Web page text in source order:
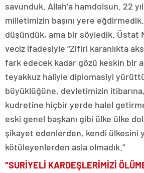
savunduk. Allah’a hamdolsun. 22
milletimizin başını yere
düşündük, ama bir söyledik. Üstat
veciz ifadesiyle “Zifiri karanlıkta
fark edecek kadar gözü keskin bir
teyakkuz haliyle diplomasiyi
büyüklüğüne, devletimizin
kudretine hiçbir yerde halel
eski genel başkanı gibi ülke ülke
şikayet edenlerden, kendi ülkesini
kötüleyenlerden asla olmadık.”
“SURİYELİ KARDEŞLERİMİZİ